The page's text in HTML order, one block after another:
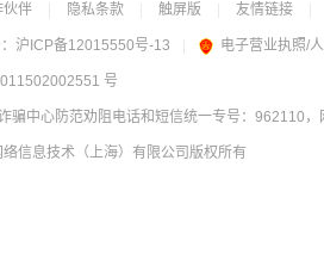
伙伴 隐私条款 触屏版 友情链接
沪ICP备12015550号-13 电子营业执照/
号
骗中心防范劝阻电话和短信统一专号：962110
信息技术（上海）有限公司 版权所有